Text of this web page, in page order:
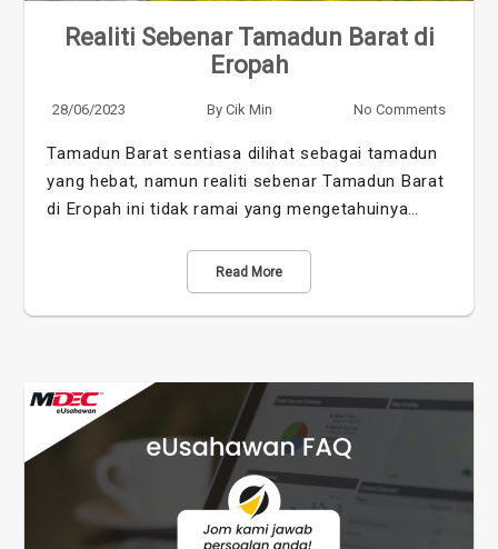
Realiti Sebenar Tamadun Barat di
Eropah
28/06/2023 By Cik Min No Comments
Tamadun Barat sentiasa dilihat sebagai tamadun
yang hebat, namun realiti sebenar Tamadun Barat
di Eropah ini tidak ramai yang mengetahuinya…
Read More